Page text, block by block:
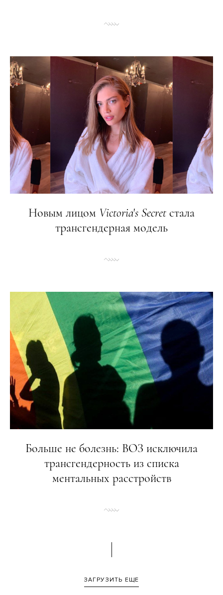
Новым лицом Victoria's Secret стала
трансгендерная модель
Больше не болезнь: ВОЗ исключила
трансгендерность из списка
ментальных расстройств
ЗАГРУЗИТЬ ЕЩЕ